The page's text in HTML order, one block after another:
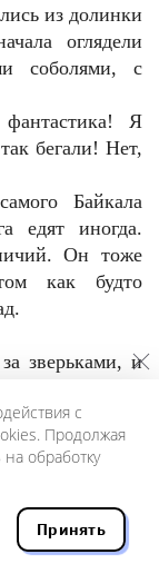
из долинки
оглядели
соболями, с
Я
бегали! Нет,
Байкала
едят иногда.
Он тоже
как будто
зверьками, и
чем у
и чуть
не
этим всем —
фазанами и
Это же просто
с
Продолжая
обработку
Принять